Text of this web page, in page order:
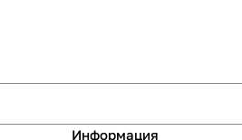
Информация